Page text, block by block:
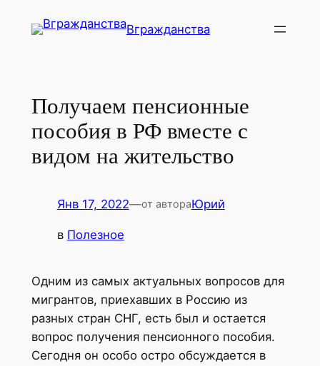
Вгражданства
Получаем пенсионные
пособия в РФ вместе с
видом на жительство
Янв 17, 2022—от автораЮрий
в Полезное
Одним из самых актуальных вопросов для
мигрантов, приехавших в Россию из
разных стран СНГ, есть был и остается
вопрос получения пенсионного пособия.
Сегодня он особо остро обсуждается в